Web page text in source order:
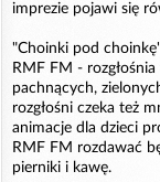
imprezie pojawi się
"Choinki pod
RMF FM -
pachnących,
rozgłośni czeka też
animacje dla dzieci
RMF FM rozdawać
pierniki i kawę.